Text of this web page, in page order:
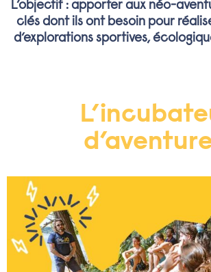
L’objectif : apporter aux néo-
clés dont ils ont besoin pour
d’explorations sportives,